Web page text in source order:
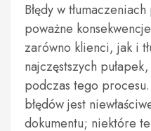
Błędy w
poważne
zarówno klienci, jak i
najczęstszych
podczas tego
błędów jest
dokumentu; niektóre